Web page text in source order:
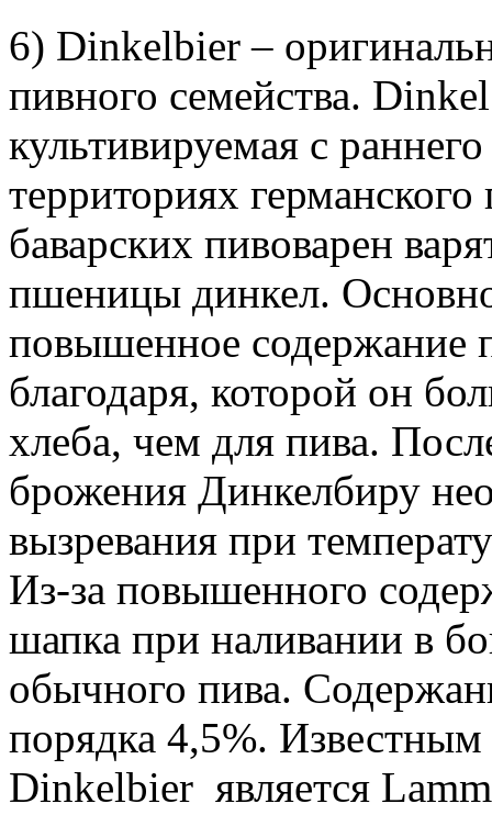
6) Dinkelbier –
пивного семейства.
культивируемая с
территориях германского
баварских пивоварен
пшеницы динкел.
повышенное содержание
благодаря, которой он
хлеба, чем для пива.
брожения Динкелбиру
вызревания при
Из-за повышенного
шапка при наливании в
обычного пива.
порядка 4,5%.
Dinkelbier является